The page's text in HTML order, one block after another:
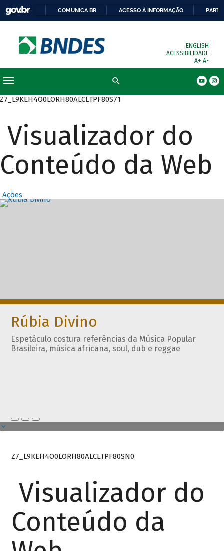
COMUNICA BR ACESSO À INFORMAÇÃO
ENGLISH
ACESSIBILIDADE
A+ A-
Z7_L9KEH4O0LORH80ALCLTPF80S71
Visualizador do
Conteúdo da Web
Ações
Destaques
Rúbia Divino
Espetáculo costura referências da Música Popular
Brasileira, música africana, soul, dub e reggae
Z7_L9KEH4O0LORH80ALCLTPF80SN0
Visualizador do
Conteúdo da